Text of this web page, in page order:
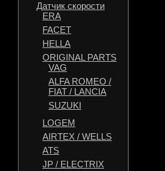
Датчик скорости
ERA
FACET
HELLA
ORIGINAL PARTS
VAG
ALFA ROMEO /
FIAT / LANCIA
SUZUKI
LOGEM
AIRTEX / WELLS
ATS
JP / ELECTRIX